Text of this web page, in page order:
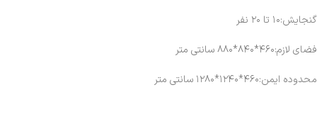
گنجایش:۱۰ تا ۲۰ نفر
فضای لازم:۴۶۰*۸۴۰*۸۸۰ سانتی متر
محدوده ایمن:۴۶۰*۱۲۴۰*۱۲۸۰ سانتی متر